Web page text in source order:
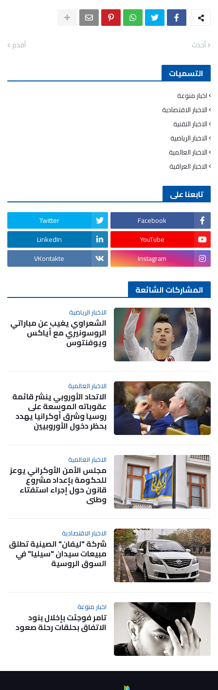
أحدث أقدم
التسميات
اخبار منوعة
الاخبار الاقتصادية
الاخبار التقنية
الاخبار الرياضية
الاخبار العالمية
الاخبار العراقية
تابعنا على
Facebook
Twitter
YouTube
LinkedIn
Instagram
VKontakte
المشاركات الشائعة
الاخبار الرياضية
الشعراوي يغيب عن مباراتي
الروسونيري مع أياكس
ويوفنتوس
الاخبار العالمية
الاتحاد الأوروبي ينشر قائمة
عقوباته الموسعة على
روسيا وشرق أوكرانيا يهدد
بحظر دخول الأوروبيين
الاخبار العالمية
مجلس الأمن الأوكراني يوعز
للحكومة بإعداد مشروع
قانون حول إجراء استفتاء
وطني
الاخبار الاقتصادية
شركة "ليفان" الصينية تطلق
مبيعات سيدان "سيليا" في
السوق الروسية
اخبار منوعة
تامر فوجئت بإخلال بنود
الاتفاق بحلقات رحلة صعود